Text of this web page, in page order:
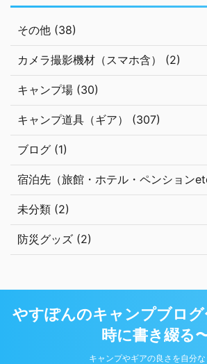
その他 (38)
カメラ撮影機材（スマホ含） (2)
キャンプ場 (30)
キャンプ道具（ギア） (307)
ブログ (1)
宿泊先（旅館・ホテル・ペンション
未分類 (2)
防災グッズ (2)
やすぽんのキャンプブロ
時に書き綴る
キャンプやギアの良さを自分な